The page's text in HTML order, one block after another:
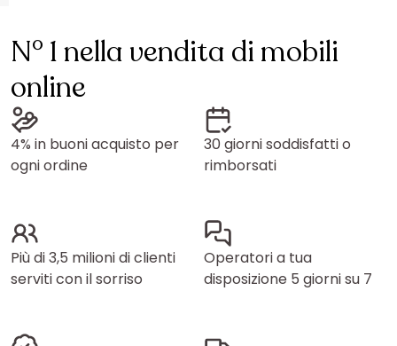
N° 1 nella vendita di mobili
online
4% in buoni acquisto per
ogni ordine
30 giorni soddisfatti o
rimborsati
Più di 3,5 milioni di clienti
serviti con il sorriso
Operatori a tua
disposizione 5 giorni su 7